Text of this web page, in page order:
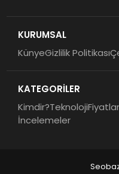
KURUMSAL
KünyeGizlilik Politikası
KATEGORİLER
Kimdir?TeknolojiFiyatlar
İncelemeler